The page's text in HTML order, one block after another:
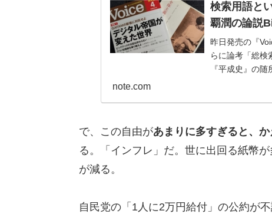
検索用語と
覇潤の論説
昨日発売の『
らに論考「総検
『平成史』の
note.com
で、この自由があまりに多すぎると、
る。「インフレ」だ。世に出回る紙幣
が減る。
自民党の「1人に2万円給付」の公約が